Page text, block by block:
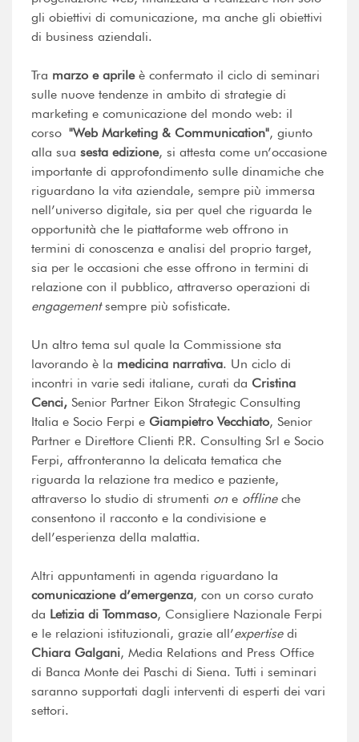
gli obiettivi di comunicazione, ma anche gli obiettivi
di business aziendali.
Tra marzo e aprileè confermato il ciclo di seminari
sulle nuove tendenze in ambito di strategie di
marketing e comunicazione del mondo web: il
corso "Web Marketing & Communication", giunto
alla sua sesta edizione, si attesta come un’occasione
importante di approfondimento sulle dinamiche che
riguardano la vita aziendale, sempre più immersa
nell’universo digitale, sia per quel che riguarda le
opportunità che le piattaforme web offrono in
termini di conoscenza e analisi del proprio target,
sia per le occasioni che esse offrono in termini di
relazione con il pubblico, attraverso operazioni di
engagementsempre più sofisticate.
Un altro tema sul quale la Commissione sta
lavorando è la medicina narrativa. Un ciclo di
incontri in varie sedi italiane, curati da Cristina
Cenci, Senior Partner Eikon Strategic Consulting
Italia e Socio Ferpi e Giampietro Vecchiato, Senior
Partner e Direttore Clienti P.R. Consulting Srl e Socio
Ferpi, affronteranno la delicata tematica che
riguarda la relazione tra medico e paziente,
attraverso lo studio di strumenti on e offlineche
consentono il racconto e la condivisione e
dell’esperienza della malattia.
Altri appuntamenti in agenda riguardano la
comunicazione d’emergenza, con un corso curato
da Letizia di Tommaso, Consigliere Nazionale Ferpi
e le relazioni istituzionali, grazie all’expertisedi
Chiara Galgani, Media Relations and Press Office
di Banca Monte dei Paschi di Siena. Tutti i seminari
saranno supportati dagli interventi di esperti dei vari
settori.